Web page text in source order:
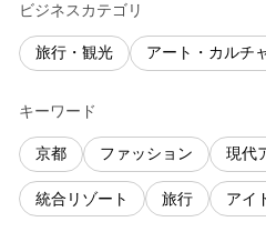
ビジネスカテゴリ
旅行・観光 アート・カルチ
キーワード
京都 ファッション 現代
統合リゾート 旅行 アイ